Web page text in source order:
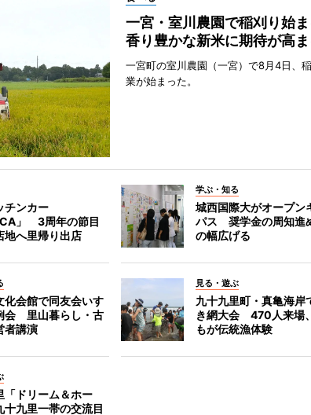
一宮・室川農園で稲刈り始
香り豊かな新米に期待が高
一宮町の室川農園（一宮）で8月4日、
業が始まった。
チンカー
」 3周年の節目
地へ里帰り出店
学ぶ・知る
城西国際大がオープン
パス 奨学金の周知進
の幅広げる
化会館で同友会いす
会 里山暮らし・古
者講演
見る・遊ぶ
九十九里町・真亀海岸
き網大会 470人来場
もが伝統漁体験
「ドリーム＆ホー
九里一帯の交流目